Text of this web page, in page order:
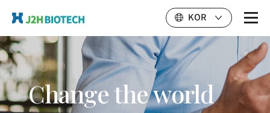
KOR
Change the world